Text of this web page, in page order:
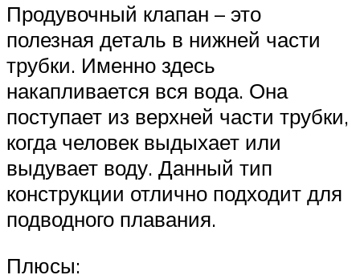
Продувочный клапан – это
полезная деталь в нижней части
трубки. Именно здесь
накапливается вся вода. Она
поступает из верхней части трубки,
когда человек выдыхает или
выдувает воду. Данный тип
конструкции отлично подходит для
подводного плавания.
Плюсы: